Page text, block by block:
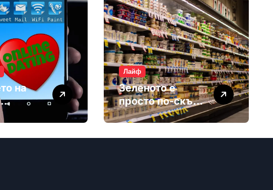
на
е
Лайф
Зеленото е
просто по-скъп
маркетинг